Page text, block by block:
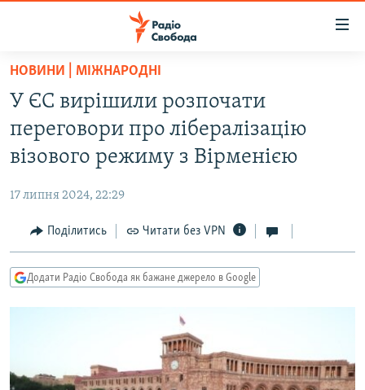
Перейти
основного
матеріалу
Перейти
до
основної
Перейти
до
пошуку
ВСЕ ЗА ДОБУ
СТАТТІ
СУСПІЛЬСТВО
РОСІЙСЬКА «ФІЛЬТРАЦІЯ»
ДОНБАС.РЕАЛІЇ
ТИ ЯК?
МУЛЬТИМЕДІА
НОВИНИ | МІЖНАРОДНІ
У ЄС вирішили розпочати
переговори про лібералізацію
візового режиму з Вірменією
17 липня 2024, 22:29
Поділитись Читати без VPN
Додати Радіо Свобода як бажане джерело в Google